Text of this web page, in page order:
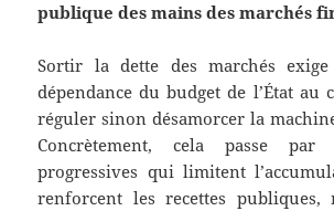
publique des mains des marchés
Sortir la dette des marchés
dépendance du budget de l’État au
réguler sinon désamorcer la
Concrètement, cela passe par
progressives qui limitent
renforcent les recettes publiques,